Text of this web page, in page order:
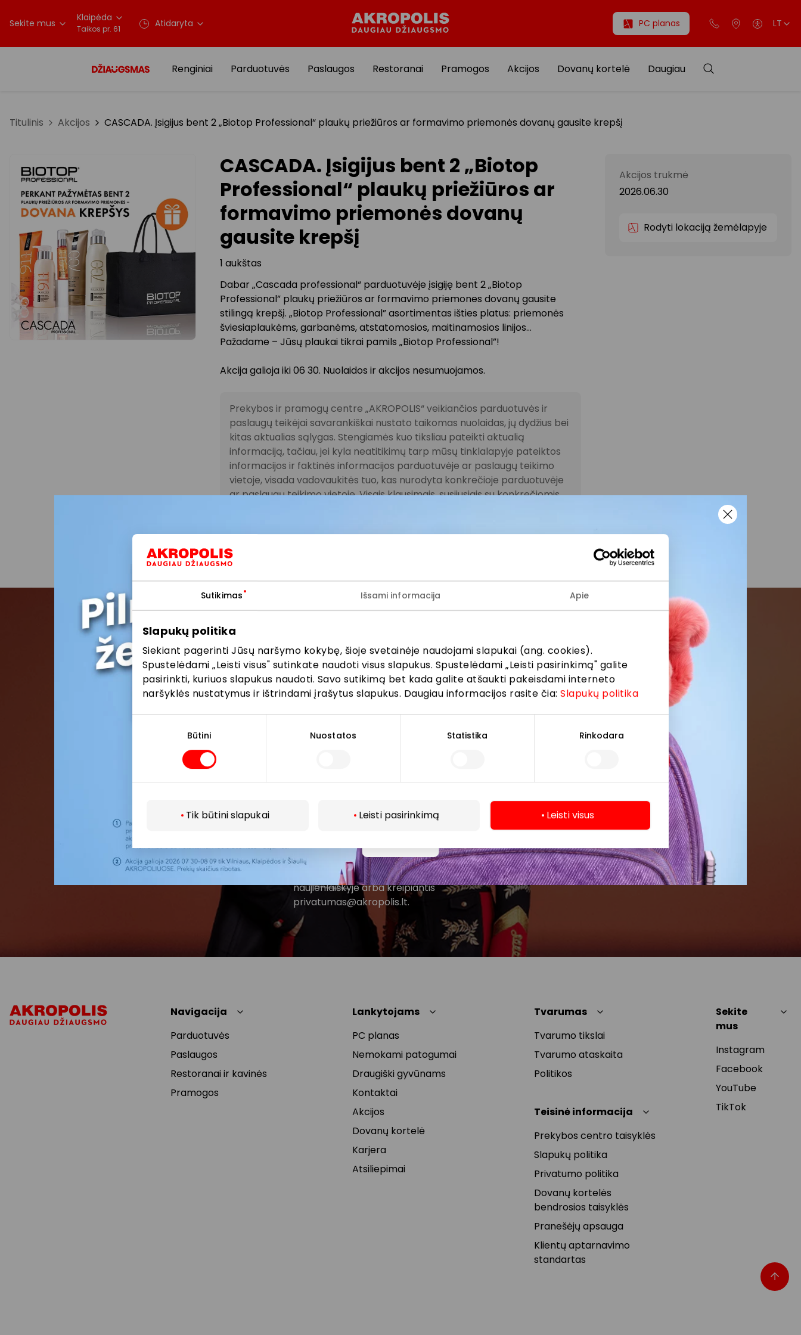
Sutikimas Išsami informacija Apie
Slapukų politika
Siekiant pagerinti Jūsų naršymo kokybę, šioje svetainėje naudojami slapukai (ang. cookies).
Spustelėdami „Leisti visus" sutinkate naudoti visus slapukus. Spustelėdami „Leisti pasirinkimą" galite
pasirinkti, kuriuos slapukus naudoti. Savo sutikimą bet kada galite atšaukti pakeisdami interneto
naršyklės nustatymus ir ištrindami įrašytus slapukus. Daugiau informacijos rasite čia:Slapukų politika
Būtini Nuostatos Statistika Rinkodara
Tik būtini slapukai Leisti pasirinkimą Leisti visus
Sekite mus Klaipėda
Taikos pr. 61 Atidaryta PC planas LT
Renginiai Parduotuvės Paslaugos Restoranai Pramogos Akcijos Dovanų kortelė Daugiau
Titulinis Akcijos CASCADA. Įsigijus bent 2 „Biotop Professional“ plaukų priežiūros ar formavimo priemonės dovanų gausite krepšį
CASCADA. Įsigijus bent 2 „Biotop
Professional“ plaukų priežiūros ar
formavimo priemonės dovanų
gausite krepšį
1 aukštas
Dabar „Cascada professional“ parduotuvėje įsigiję bent 2 „Biotop
Professional” plaukų priežiūros ar formavimo priemones dovanų gausite
stilingą krepšį. „Biotop Professional” asortimentas išties platus: priemonės
šviesiaplaukėms, garbanėms, atstatomosios, maitinamosios linijos…
Pažadame – Jūsų plaukai tikrai pamils „Biotop Professional”!
Akcija galioja iki 06 30. Nuolaidos ir akcijos nesumuojamos.
Prekybos ir pramogų centre „AKROPOLIS“ veikiančios parduotuvės ir
paslaugų teikėjai savarankiškai nustato taikomas nuolaidas, jų dydžius bei
kitas aktualias sąlygas. Stengiamės kuo tiksliau pateikti aktualią
informaciją, tačiau, jei kyla neatitikimų tarp mūsų tinklalapyje pateiktos
informacijos ir faktinės informacijos parduotuvėje ar paslaugų teikimo
vietoje, visada vadovaukitės tuo, kas nurodyta konkrečioje parduotuvėje
ar paslaugų teikimo vietoje. Visais klausimais, susijusiais su konkrečiomis
Akcijos trukmė
2026.06.30
Rodyti lokaciją žemėlapyje
Prisijunkite prie mūsų bendruomenės
Pirmieji sužinokite apie geriausius pasiūlymus, renginius ir naujausią informaciją iš
AKROPOLIS prekybos centro.
Prenumeruoti
Spustelėdamas „Prenumeruoti“ sutinki gauti PPC
AKROPOLIS naujienas. Dėl to AKROPOLIS GROUP,
UAB Tavo el. pašto duomenis tvarkys naujienlaiškių
siuntimo tikslu. Sutikimą galėsi bet kuriuo metu
atšaukti, spaudžiant nuorodą gautame
naujienlaiškyje arba kreipiantis
privatumas@akropolis.lt.
Navigacija
Parduotuvės
Paslaugos
Restoranai ir kavinės
Pramogos
Lankytojams
PC planas
Nemokami patogumai
Draugiški gyvūnams
Kontaktai
Akcijos
Dovanų kortelė
Karjera
Atsiliepimai
Tvarumas
Tvarumo tikslai
Tvarumo ataskaita
Politikos
Teisinė informacija
Prekybos centro taisyklės
Slapukų politika
Privatumo politika
Dovanų kortelės
bendrosios taisyklės
Pranešėjų apsauga
Klientų aptarnavimo
standartas
Sekite
mus
Instagram
Facebook
YouTube
TikTok